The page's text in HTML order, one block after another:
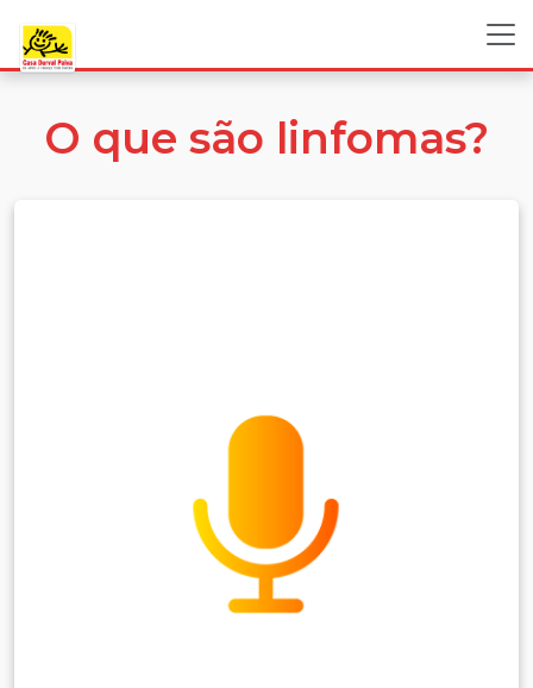
O que são linfomas?